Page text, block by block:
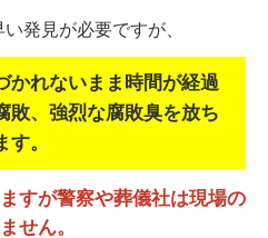
発見が必要ですが、
かれないまま時間が経過
敗、強烈な腐敗臭を放ち
。
すが警察や葬儀社は現場の
せん。